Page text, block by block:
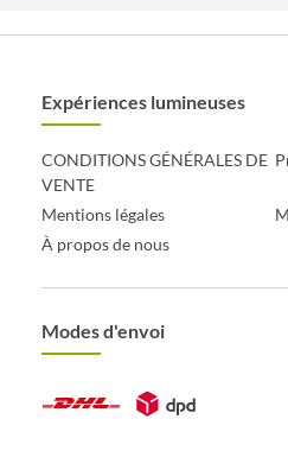
Expériences lumineuses
CONDITIONS GÉNÉRALES DE
VENTE
Mentions légales
À propos de nous
Modes d'envoi